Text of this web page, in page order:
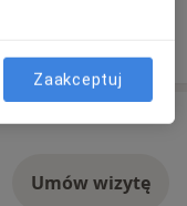
Umów wizytę
Zaakceptuj